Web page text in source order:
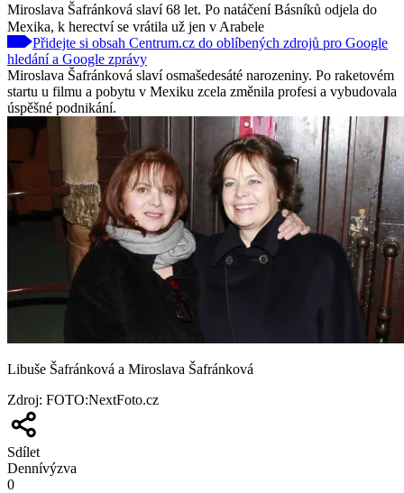
Miroslava Šafránková slaví 68 let. Po natáčení Básníků odjela do
Mexika, k herectví se vrátila už jen v Arabele
Přidejte si obsah Centrum.cz do oblíbených zdrojů pro Google
hledání a Google zprávy
Miroslava Šafránková slaví osmašedesáté narozeniny. Po raketovém
startu u filmu a pobytu v Mexiku zcela změnila profesi a vybudovala
úspěšné podnikání.
Libuše Šafránková a Miroslava Šafránková
Zdroj: FOTO:NextFoto.cz
Sdílet
Dennívýzva
0